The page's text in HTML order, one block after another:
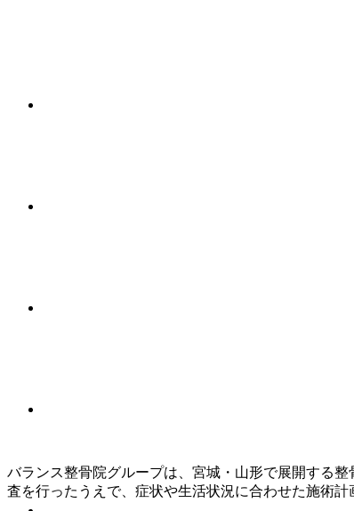
バランス整骨院グループは、宮城・山形で展開する
査を行ったうえで、症状や生活状況に合わせた施術計